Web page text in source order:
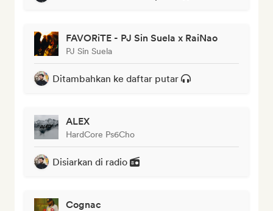
FAVORiTE - PJ Sin Suela x RaiNao
PJ Sin Suela
Ditambahkan ke daftar putar
ALEX
HardCore Ps6Cho
Disiarkan di radio
Cognac